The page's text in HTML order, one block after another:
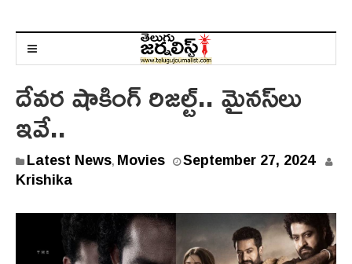
దేవ‌ర షాకింగ్ రిజ‌ల్ట్.. మైన‌స్‌లు
ఇవే..
Latest News, Movies September 27, 2024
Krishika